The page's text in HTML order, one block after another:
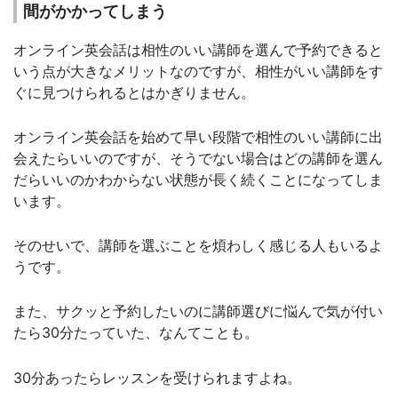
間がかかってしまう
オンライン英会話は相性のいい講師を選んで予約できると
いう点が大きなメリットなのですが、相性がいい講師をす
ぐに見つけられるとはかぎりません。
オンライン英会話を始めて早い段階で相性のいい講師に出
会えたらいいのですが、そうでない場合はどの講師を選ん
だらいいのかわからない状態が長く続くことになってしま
います。
そのせいで、講師を選ぶことを煩わしく感じる人もいるよ
うです。
また、サクッと予約したいのに講師選びに悩んで気が付い
たら30分たっていた、なんてことも。
30分あったらレッスンを受けられますよね。